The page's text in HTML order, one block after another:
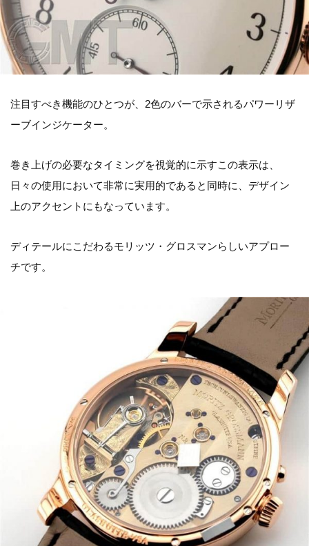
注目すべき機能のひとつが、2色のバーで示されるパワーリザ
ーブインジケーター。
巻き上げの必要なタイミングを視覚的に示すこの表示は、
日々の使用において非常に実用的であると同時に、デザイン
上のアクセントにもなっています。
ディテールにこだわるモリッツ・グロスマンらしいアプロー
チです。